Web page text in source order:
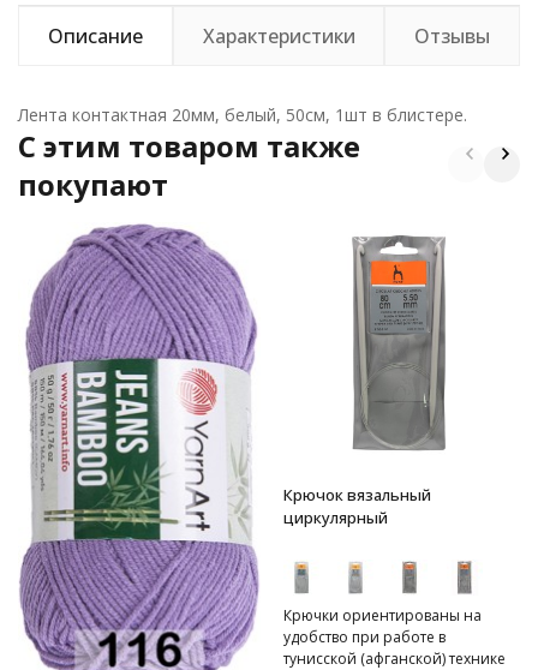
Описание Характеристики Отзывы
Лента контактная 20мм, белый, 50см, 1шт в блистере.
C этим товаром также
покупают
Крючок вязальный
циркулярный
Крючки ориентированы на
удобство при работе в
тунисской (афганской) технике